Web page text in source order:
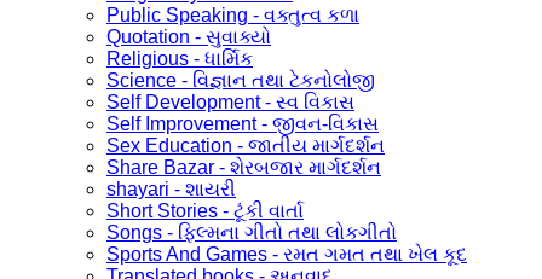
Public Speaking - વક્તુત્વ કળા
Quotation - સુવાક્યો
Religious - ધાર્મિક
Science - વિજ્ઞાન તથા ટેકનોલોજી
Self Development - સ્વ વિકાસ
Self Improvement - જીવન-વિકાસ
Sex Education - જાતીય માર્ગદર્શન
Share Bazar - શેરબજાર માર્ગદર્શન
shayari - શાયરી
Short Stories - ટૂંકી વાર્તા
Songs - ફિલ્મના ગીતો તથા લોકગીતો
Sports And Games - રમત ગમત તથા ખેલ કૂદ